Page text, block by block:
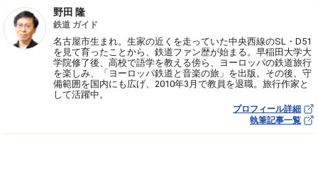
野田 隆
鉄道 ガイド
名古屋市生まれ。生家の近くを走っていた中央西線のSL・D51
を見て育ったことから、鉄道ファン歴が始まる。早稲田大学大
学院修了後、高校で語学を教える傍ら、ヨーロッパの鉄道旅行
を楽しみ、「ヨーロッパ鉄道と音楽の旅」を出版。その後、守
備範囲を国内にも広げ、2010年3月で教員を退職。旅行作家と
して活躍中。
プロフィール詳細
執筆記事一覧